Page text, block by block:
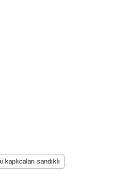
kaplıcaları sandıklı